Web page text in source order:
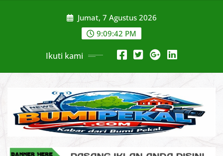
Jumat, 7 Agustus 2026
9:09:43 PM
Ikuti kami